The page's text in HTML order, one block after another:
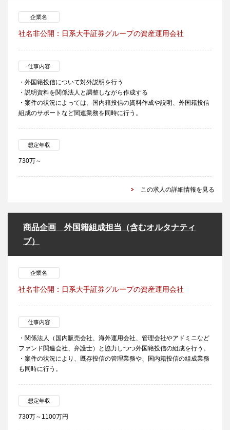
企業名
社名非公開：日系大手証券グループの資産運用会社
仕事内容
・外国籍投信について対外説明を行う
・説明資料を関係法人と調整しながら作成する
・案件の状況によっては、国内籍投信の資料作成や説明、外国籍投信
組成のサポートなど関連業務を同時に行う。
想定年収
730万～
この求人の詳細情報を見る
商品企画 外国籍組成担当（含むオルタナティ
ブ）
企業名
社名非公開：日系大手証券グループの資産運用会社
仕事内容
・関係法人（国内販売会社、海外運用会社、管理会社やアドミニなど
ファンド関連会社、弁護士）と協力しつつ外国籍投信の組成を行う。
・案件の状況により、既存投信の管理業務や、国内籍投信の組成業務
も同時に行う。
想定年収
730万～1100万円